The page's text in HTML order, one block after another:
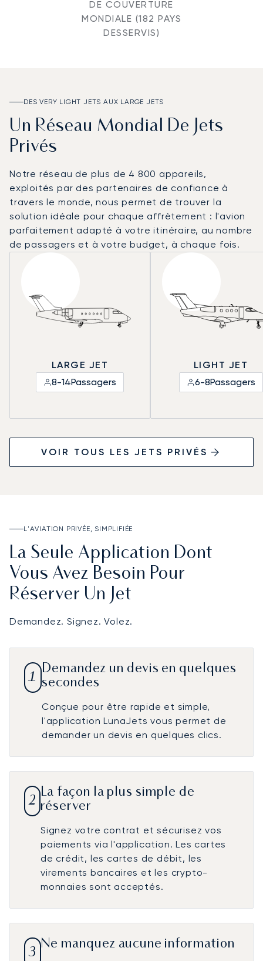
DE COUVERTURE
MONDIALE (182 PAYS
DESSERVIS)
DES VERY LIGHT JETS AUX LARGE JETS
Un Réseau Mondial De Jets
Privés
Notre réseau de plus de 4 800 appareils,
exploités par des partenaires de confiance à
travers le monde, nous permet de trouver la
solution idéale pour chaque affrètement : l'avion
parfaitement adapté à votre itinéraire, au nombre
de passagers et à votre budget, à chaque fois.
LARGE JET
8-14Passagers
LIGHT JET
6-8Passagers
VOIR TOUS LES JETS PRIVÉS
L'AVIATION PRIVÉE, SIMPLIFIÉE
La Seule Application Dont
Vous Avez Besoin Pour
Réserver Un Jet
Demandez. Signez. Volez.
1
Demandez un devis en quelques
secondes
Conçue pour être rapide et simple,
l'application LunaJets vous permet de
demander un devis en quelques clics.
2
La façon la plus simple de
réserver
Signez votre contrat et sécurisez vos
paiements via l'application. Les cartes
de crédit, les cartes de débit, les
virements bancaires et les crypto-
monnaies sont acceptés.
3
Ne manquez aucune information